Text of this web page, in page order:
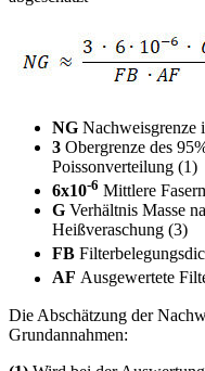
NG Nachweisgrenze
3 Obergrenze des
Poissonverteilung (1)
6x10-6 Mittlere
G Verhältnis Masse
Heißveraschung (3)
FB
AF Ausgewertete
Die Abschätzung der
Grundannahmen: